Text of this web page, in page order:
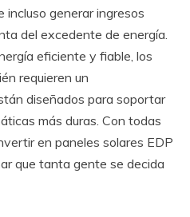
incluso generar ingresos
del excedente de energía.
eficiente y fiable, los
requieren un
diseñados para soportar
más duras. Con todas
en paneles solares EDP
que tanta gente se decida